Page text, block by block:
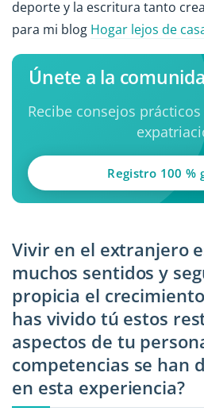
deporte y la escritura tanto
para mi blog Hogar lejos de
Únete a la
Recibe consejos
Registro 100 %
Vivir en el extranjero
muchos sentidos y
propicia el
has vivido tú estos
aspectos de tu
competencias se han
en esta experiencia?